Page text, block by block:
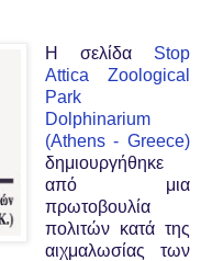
Η σελίδα Stop
Attica Zoological
Park
Dolphinarium
(Athens - Greece)
δημιουργήθηκε
από μια
πρωτοβουλία
πολιτών κατά της
αιχμαλωσίας των